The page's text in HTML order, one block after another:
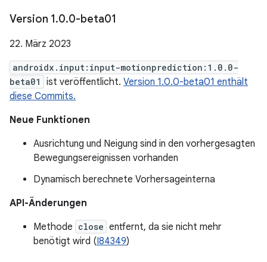
Version 1.0.0-beta01
22. März 2023
androidx.input:input-motionprediction:1.0.0-
beta01
ist veröffentlicht. Version 1.0.0-beta01 enthält
diese Commits.
Neue Funktionen
Ausrichtung und Neigung sind in den vorhergesagten
Bewegungsereignissen vorhanden
Dynamisch berechnete Vorhersageinterna
API-Änderungen
Methode close entfernt, da sie nicht mehr
benötigt wird (I84349)